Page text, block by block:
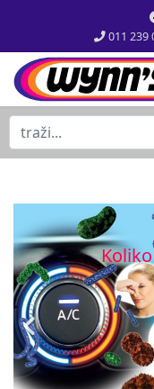
011 239
traži...